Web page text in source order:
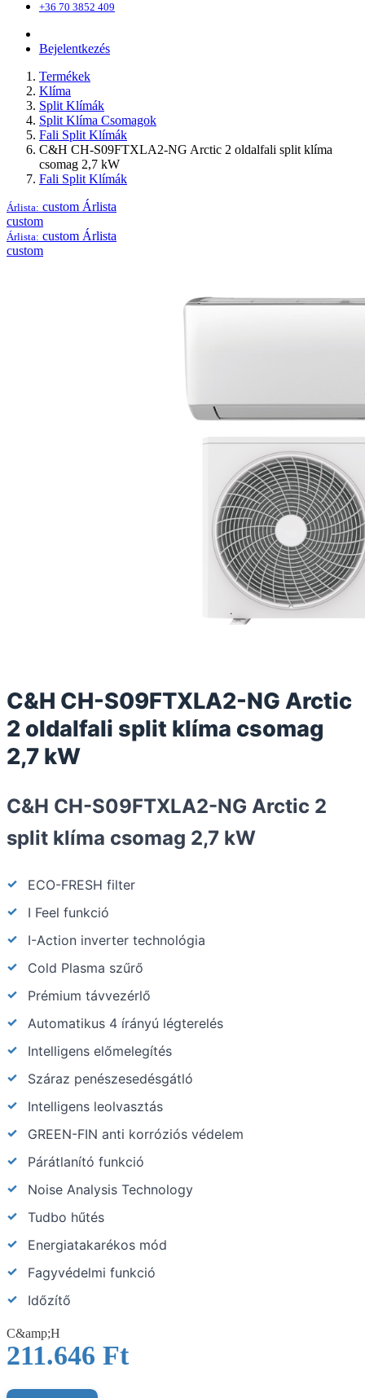
+36 70 3852 409
Bejelentkezés
Termékek
Klíma
Split Klímák
Split Klíma Csomagok
Fali Split Klímák
C&H CH-S09FTXLA2-NG Arctic 2 oldalfali split klíma
csomag 2,7 kW
Fali Split Klímák
Árlista: custom Árlista
custom
Árlista: custom Árlista
custom
C&H CH-S09FTXLA2-NG Arctic
2 oldalfali split klíma csomag
2,7 kW
C&H CH-S09FTXLA2-NG Arctic 2
split klíma csomag 2,7 kW
ECO-FRESH filter
I Feel funkció
I-Action inverter technológia
Cold Plasma szűrő
Prémium távvezérlő
Automatikus 4 írányú légterelés
Intelligens előmelegítés
Száraz penészesedésgátló
Intelligens leolvasztás
GREEN-FIN anti korróziós védelem
Párátlanító funkció
Noise Analysis Technology
Tudbo hűtés
Energiatakarékos mód
Fagyvédelmi funkció
Időzítő
C&amp;H
211.646 Ft